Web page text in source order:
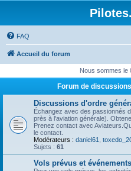
FAQ
Accueil du forum
Nous sommes le
Forum de
Discussions d'ordre
Échangez avec des passionnés
près à l'aviation générale).
Prenez contact avec
le contact.
Modérateurs : daniel61
Sujets : 61
Vols prévus et